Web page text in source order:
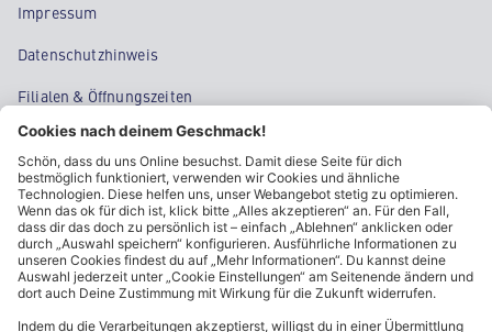
Impressum
Datenschutzhinweis
Filialen & Öffnungszeiten
Kontakt
Cookie-Einstellungen
Kundeninformationen
ALDI Nord folgen